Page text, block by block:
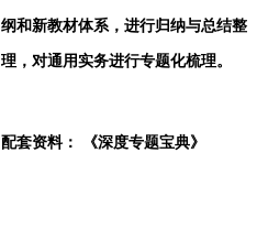
纲和新教材体系，进行归纳与总结整
理，对通用实务进行专题化梳理。
配套资料： 《深度专题宝典》